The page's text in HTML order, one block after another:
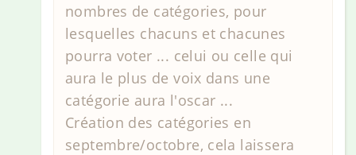
nombres de catégories, pour
lesquelles chacuns et chacunes
pourra voter ... celui ou celle qui
aura le plus de voix dans une
catégorie aura l'oscar ...
Création des catégories en
septembre/octobre, cela laissera